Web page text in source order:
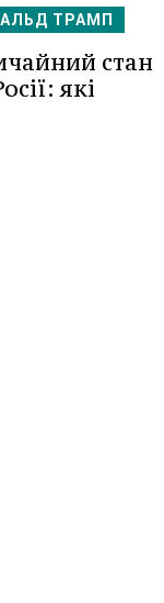
ТРАМП
стан
які